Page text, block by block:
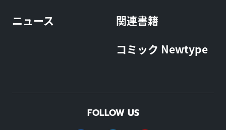
ニュース
関連書籍
コミック Newtype
FOLLOW US